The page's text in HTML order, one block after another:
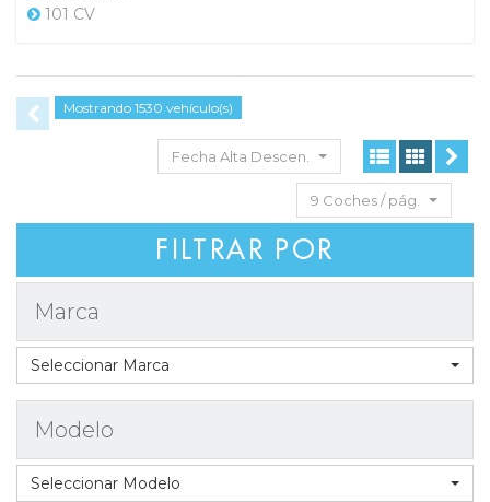
101 CV
Mostrando 1530 vehículo(s)
Fecha Alta Descen.
9 Coches / pág.
FILTRAR POR
Marca
Seleccionar Marca
Modelo
Seleccionar Modelo